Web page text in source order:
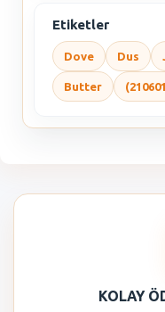
Etiketler
Dove Dus
Butter
KOLAY